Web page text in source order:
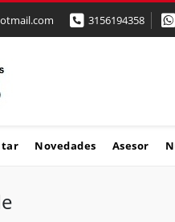
3156194358
Novedades Asesor